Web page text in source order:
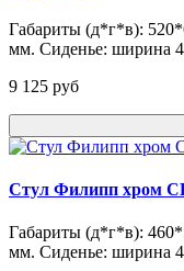
Габариты (д*г*в):
мм. Сиденье: ширина
9 125 pуб
Стул Филипп хром
Габариты (д*г*в):
мм. Сиденье: ширина